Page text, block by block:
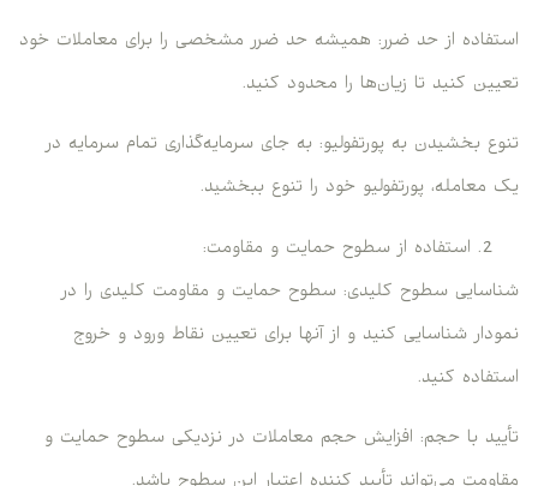
استفاده از حد ضرر: همیشه حد ضرر مشخصی را برای معاملات خود
تعیین کنید تا زیان‌ها را محدود کنید.
تنوع بخشیدن به پورتفولیو: به جای سرمایه‌گذاری تمام سرمایه در
یک معامله، پورتفولیو خود را تنوع ببخشید.
استفاده از سطوح حمایت و مقاومت:
شناسایی سطوح کلیدی: سطوح حمایت و مقاومت کلیدی را در
نمودار شناسایی کنید و از آنها برای تعیین نقاط ورود و خروج
استفاده کنید.
تأیید با حجم: افزایش حجم معاملات در نزدیکی سطوح حمایت و